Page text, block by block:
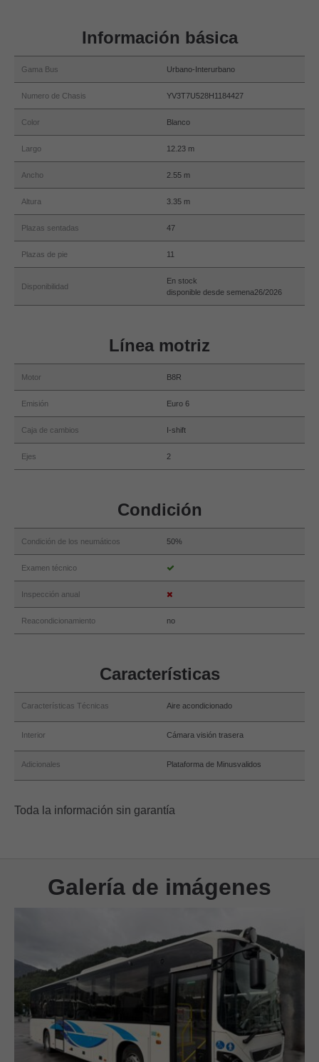
Información básica
Gama Bus Urbano-Interurbano
Numero de Chasis YV3T7U528H1184427
Color Blanco
Largo 12.23 m
Ancho 2.55 m
Altura 3.35 m
Plazas sentadas 47
Plazas de pie 11
Disponibilidad
En stock
disponible desde semena26/2026
Línea motriz
Motor B8R
Emisión Euro 6
Caja de cambios I-shift
Ejes 2
Condición
Condición de los neumáticos 50%
Examen técnico
Inspección anual
Reacondicionamiento no
Características
Características Técnicas Aire acondicionado
Interior Cámara visión trasera
Adicionales Plataforma de Minusvalidos
Toda la información sin garantía
Galería de imágenes